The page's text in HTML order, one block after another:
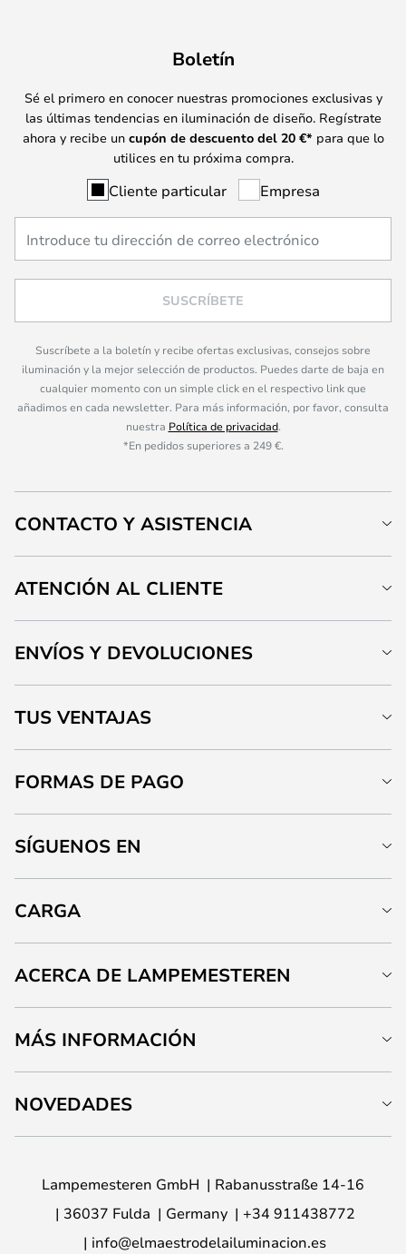
Boletín
Sé el primero en conocer nuestras promociones exclusivas y
las últimas tendencias en iluminación de diseño. Regístrate
ahora y recibe un cupón de descuento del 20 €* para que lo
utilices en tu próxima compra.
Cliente particular Empresa
SUSCRÍBETE
Suscríbete a la boletín y recibe ofertas exclusivas, consejos sobre
iluminación y la mejor selección de productos. Puedes darte de baja en
cualquier momento con un simple click en el respectivo link que
añadimos en cada newsletter. Para más información, por favor, consulta
nuestra Política de privacidad.
*En pedidos superiores a 249 €.
CONTACTO Y ASISTENCIA
ATENCIÓN AL CLIENTE
ENVÍOS Y DEVOLUCIONES
TUS VENTAJAS
FORMAS DE PAGO
SÍGUENOS EN
CARGA
ACERCA DE LAMPEMESTEREN
MÁS INFORMACIÓN
NOVEDADES
Lampemesteren GmbH
Rabanusstraße 14-16
36037 Fulda
Germany
+34 911438772
info@elmaestrodelailuminacion.es